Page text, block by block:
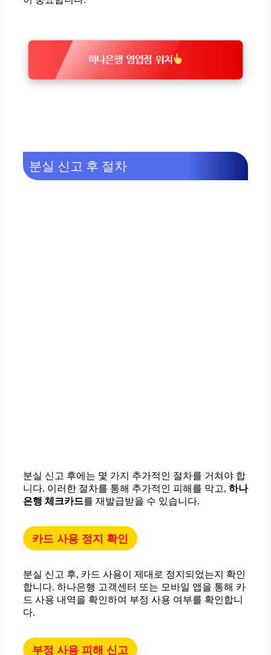
하나은행 영업점 위치
분실 신고 후 절차
분실 신고 후에는 몇 가지 추가적인 절차를 거쳐야 합
니다. 이러한 절차를 통해 추가적인 피해를 막고, 하나
은행 체크카드를 재발급받을 수 있습니다.
카드 사용 정지 확인
분실 신고 후, 카드 사용이 제대로 정지되었는지 확인
합니다. 하나은행 고객센터 또는 모바일 앱을 통해 카
드 사용 내역을 확인하여 부정 사용 여부를 확인합니
다.
부정 사용 피해 신고